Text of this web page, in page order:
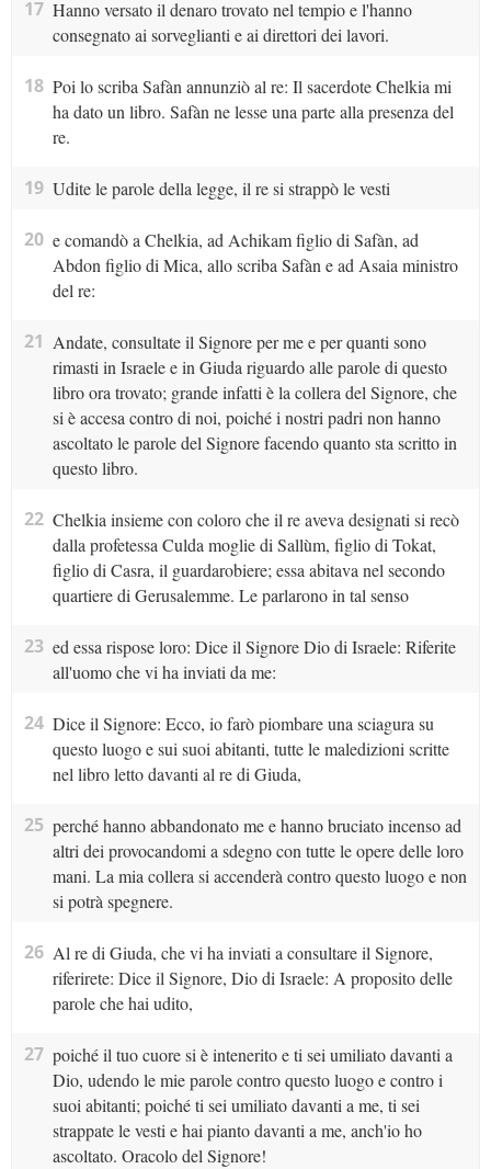
17 Hanno versato il denaro trovato nel tempio e l'hanno
consegnato ai sorveglianti e ai direttori dei lavori.
18 Poi lo scriba Safàn annunziò al re: Il sacerdote Chelkia mi
ha dato un libro. Safàn ne lesse una parte alla presenza del
re.
19 Udite le parole della legge, il re si strappò le vesti
20 e comandò a Chelkia, ad Achikam figlio di Safàn, ad
Abdon figlio di Mica, allo scriba Safàn e ad Asaia ministro
del re:
21 Andate, consultate il Signore per me e per quanti sono
rimasti in Israele e in Giuda riguardo alle parole di questo
libro ora trovato; grande infatti è la collera del Signore, che
si è accesa contro di noi, poiché i nostri padri non hanno
ascoltato le parole del Signore facendo quanto sta scritto in
questo libro.
22 Chelkia insieme con coloro che il re aveva designati si recò
dalla profetessa Culda moglie di Sallùm, figlio di Tokat,
figlio di Casra, il guardarobiere; essa abitava nel secondo
quartiere di Gerusalemme. Le parlarono in tal senso
23 ed essa rispose loro: Dice il Signore Dio di Israele: Riferite
all'uomo che vi ha inviati da me:
24 Dice il Signore: Ecco, io farò piombare una sciagura su
questo luogo e sui suoi abitanti, tutte le maledizioni scritte
nel libro letto davanti al re di Giuda,
25 perché hanno abbandonato me e hanno bruciato incenso ad
altri dei provocandomi a sdegno con tutte le opere delle loro
mani. La mia collera si accenderà contro questo luogo e non
si potrà spegnere.
26 Al re di Giuda, che vi ha inviati a consultare il Signore,
riferirete: Dice il Signore, Dio di Israele: A proposito delle
parole che hai udito,
27 poiché il tuo cuore si è intenerito e ti sei umiliato davanti a
Dio, udendo le mie parole contro questo luogo e contro i
suoi abitanti; poiché ti sei umiliato davanti a me, ti sei
strappate le vesti e hai pianto davanti a me, anch'io ho
ascoltato. Oracolo del Signore!